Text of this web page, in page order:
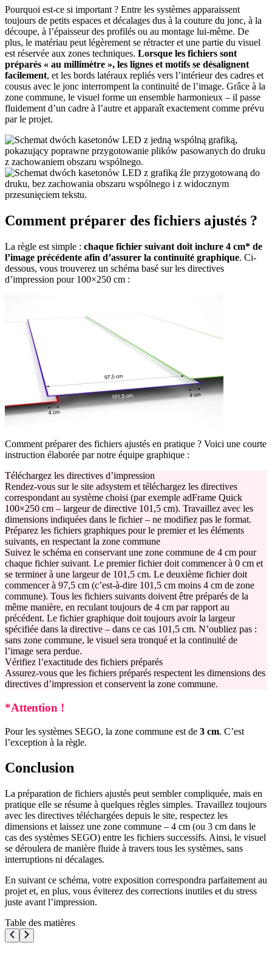
Pourquoi est-ce si important ? Entre les systèmes apparaissent
toujours de petits espaces et décalages dus à la couture du jonc, à la
découpe, à l’épaisseur des profilés ou au montage lui-même. De
plus, le matériau peut légèrement se rétracter et une partie du visuel
est réservée aux zones techniques. Lorsque les fichiers sont
préparés « au millimètre », les lignes et motifs se désalignent
facilement, et les bords latéraux repliés vers l’intérieur des cadres et
cousus avec le jonc interrompent la continuité de l’image. Grâce à la
zone commune, le visuel forme un ensemble harmonieux – il passe
fluidement d’un cadre à l’autre et apparaît exactement comme prévu
par le projet.
Comment préparer des fichiers ajustés ?
La règle est simple : chaque fichier suivant doit inclure 4 cm* de
l’image précédente afin d’assurer la continuité graphique. Ci-
dessous, vous trouverez un schéma basé sur les directives
d’impression pour 100×250 cm :
Comment préparer des fichiers ajustés en pratique ? Voici une courte
instruction élaborée par notre équipe graphique :
Téléchargez les directives d’impression
Rendez-vous sur le site adsystem et téléchargez les directives
correspondant au système choisi (par exemple adFrame Quick
100×250 cm – largeur de directive 101,5 cm). Travaillez avec les
dimensions indiquées dans le fichier – ne modifiez pas le format.
Préparez les fichiers graphiques pour le premier et les éléments
suivants, en respectant la zone commune
Suivez le schéma en conservant une zone commune de 4 cm pour
chaque fichier suivant. Le premier fichier doit commencer à 0 cm et
se terminer à une largeur de 101,5 cm. Le deuxième fichier doit
commencer à 97,5 cm (c’est-à-dire 101,5 cm moins 4 cm de zone
commune). Tous les fichiers suivants doivent être préparés de la
même manière, en reculant toujours de 4 cm par rapport au
précédent. Le fichier graphique doit toujours avoir la largeur
spécifiée dans la directive – dans ce cas 101,5 cm. N’oubliez pas :
sans zone commune, le visuel sera tronqué et la continuité de
l’image sera perdue.
Vérifiez l’exactitude des fichiers préparés
Assurez-vous que les fichiers préparés respectent les dimensions des
directives d’impression et conservent la zone commune.
*Attention !
Pour les systèmes SEGO, la zone commune est de 3 cm. C’est
l’exception à la règle.
Conclusion
La préparation de fichiers ajustés peut sembler compliquée, mais en
pratique elle se résume à quelques règles simples. Travaillez toujours
avec les directives téléchargées depuis le site, respectez les
dimensions et laissez une zone commune – 4 cm (ou 3 cm dans le
cas des systèmes SEGO) entre les fichiers successifs. Ainsi, le visuel
se déroulera de manière fluide à travers tous les systèmes, sans
interruptions ni décalages.
En suivant ce schéma, votre exposition correspondra parfaitement au
projet et, en plus, vous éviterez des corrections inutiles et du stress
juste avant l’impression.
Table des matières